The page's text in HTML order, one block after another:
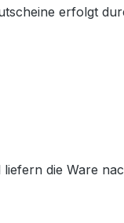
erfolgt
die Ware